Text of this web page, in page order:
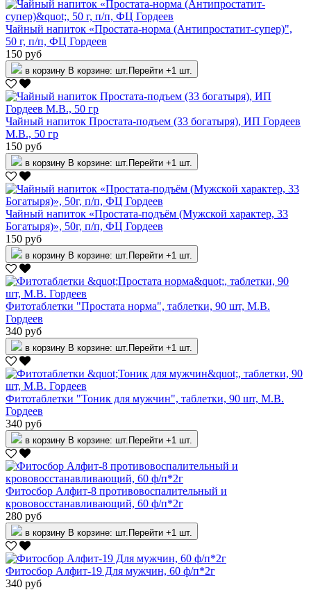
Чайный напиток «Простата-норма (Антипростатит-супер)",
50 г, п/п, ФЦ Гордеев
150 руб
в корзину В корзине: шт. Перейти +1 шт.
Чайный напиток Простата-подъем (33 богатыря), ИП Гордеев
М.В., 50 гр
150 руб
в корзину В корзине: шт. Перейти +1 шт.
Чайный напиток «Простата-подъём (Мужской характер, 33
Богатыря)», 50г, п/п, ФЦ Гордеев
150 руб
в корзину В корзине: шт. Перейти +1 шт.
Фитотаблетки "Простата норма", таблетки, 90 шт, М.В.
Гордеев
340 руб
в корзину В корзине: шт. Перейти +1 шт.
Фитотаблетки "Тоник для мужчин", таблетки, 90 шт, М.В.
Гордеев
340 руб
в корзину В корзине: шт. Перейти +1 шт.
Фитосбор Алфит-8 противовоспалительный и
крововосстанавливающий, 60 ф/п*2г
280 руб
в корзину В корзине: шт. Перейти +1 шт.
Фитосбор Алфит-19 Для мужчин, 60 ф/п*2г
340 руб